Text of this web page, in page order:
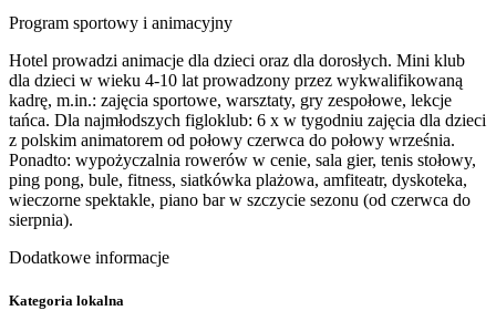
Program sportowy i animacyjny
Hotel prowadzi animacje dla dzieci oraz dla dorosłych. Mini klub
dla dzieci w wieku 4-10 lat prowadzony przez wykwalifikowaną
kadrę, m.in.: zajęcia sportowe, warsztaty, gry zespołowe, lekcje
tańca. Dla najmłodszych figloklub: 6 x w tygodniu zajęcia dla dzieci
z polskim animatorem od połowy czerwca do połowy września.
Ponadto: wypożyczalnia rowerów w cenie, sala gier, tenis stołowy,
ping pong, bule, fitness, siatkówka plażowa, amfiteatr, dyskoteka,
wieczorne spektakle, piano bar w szczycie sezonu (od czerwca do
sierpnia).
Dodatkowe informacje
Kategoria lokalna